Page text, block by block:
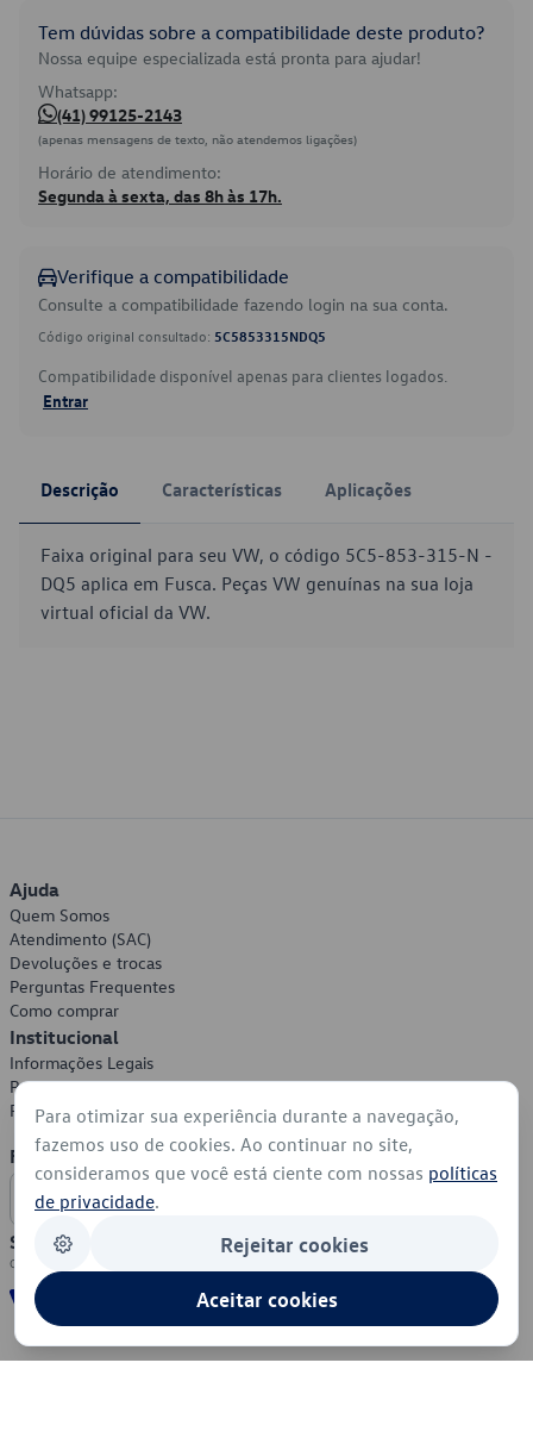
Tem dúvidas sobre a compatibilidade deste produto?
Nossa equipe especializada está pronta para ajudar!
Whatsapp:
(41) 99125-2143
(apenas mensagens de texto, não atendemos ligações)
Horário de atendimento:
Segunda à sexta, das 8h às 17h.
Verifique a compatibilidade
Consulte a compatibilidade fazendo login na sua conta.
Código original consultado: 5C5853315NDQ5
Compatibilidade disponível apenas para clientes logados.
Entrar
Descrição Características Aplicações
Faixa original para seu VW, o código 5C5-853-315-N -
DQ5 aplica em Fusca. Peças VW genuínas na sua loja
virtual oficial da VW.
Ajuda
Quem Somos
Atendimento (SAC)
Devoluções e trocas
Perguntas Frequentes
Como comprar
Institucional
Informações Legais
Política de Privacidade
Política de Cookies
Formas de Pagamento
Segurança
Para otimizar sua experiência durante a navegação,
fazemos uso de cookies. Ao continuar no site,
consideramos que você está ciente com nossas políticas
de privacidade.
Rejeitar cookies
Aceitar cookies